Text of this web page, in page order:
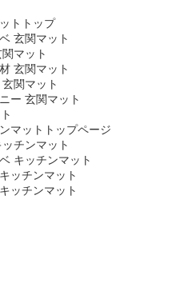
トトップ
玄関マット
マット
玄関マット
関マット
ー 玄関マット
マットトップページ
チンマット
キッチンマット
ッチンマット
ッチンマット